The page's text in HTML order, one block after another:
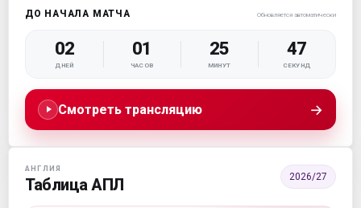
ДО НАЧАЛА МАТЧА Обновляется автоматически
02
ДНЕЙ
01
ЧАСОВ
25
МИНУТ
46
СЕКУНД
Смотреть трансляцию →
АНГЛИЯ
Таблица АПЛ 2026/27